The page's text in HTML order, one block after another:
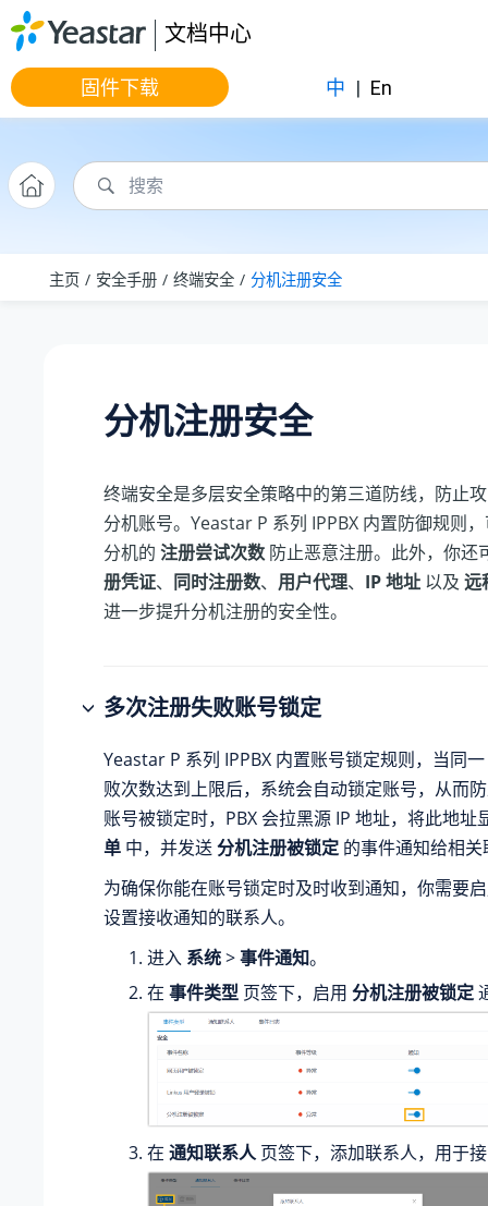
跳转到主要内容
文档中心
固件下载 中 | En
主页 安全手册 终端安全 分机注册安全
分机注册安全
终端安全是多层安全策略中的第三道防线，防止
分机账号。 Yeastar P 系列 IPPBX 内置防御规则
分机的 注册尝试次数 防止恶意注册。此外，你还
册凭证、 同时注册数、 用户代理、 IP 地址 以及 远
进一步提升分机注册的安全性。
多次注册失败账号锁定
Yeastar P 系列 IPPBX 内置账号锁定规则，当同
败次数达到上限后，系统会自动锁定账号，从而
账号被锁定时，PBX 会拉黑源 IP 地址，将此地址
单 中，并发送分机注册被锁定 的事件通知给相
为确保你能在账号锁定时及时收到通知，你需要
设置接收通知的联系人。
进入 系统>事件通知。
在 事件类型 页签下，启用 分机注册被锁定
在 通知联系人页签下，添加联系人，用于